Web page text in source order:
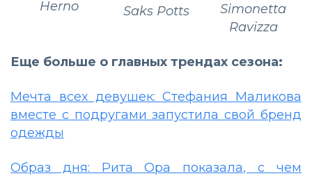
Herno Saks Potts
Simonetta
Ravizza
Еще больше о главных трендах сезона:
Мечта всех девушек: Стефания Маликова
вместе с подругами запустила свой бренд
одежды
Образ дня: Рита Ора показала, с чем